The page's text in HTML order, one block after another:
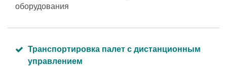
оборудования
Транспортировка палет с дистанционным
управлением